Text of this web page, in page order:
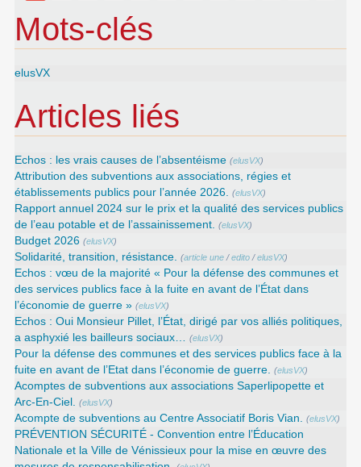
Mots-clés
elusVX
Articles liés
Echos : les vrais causes de l’absentéisme (elusVX)
Attribution des subventions aux associations, régies et
établissements publics pour l’année 2026. (elusVX)
Rapport annuel 2024 sur le prix et la qualité des services publics
de l’eau potable et de l’assainissement. (elusVX)
Budget 2026 (elusVX)
Solidarité, transition, résistance. (article une /edito /elusVX)
Echos : vœu de la majorité « Pour la défense des communes et
des services publics face à la fuite en avant de l’État dans
l’économie de guerre » (elusVX)
Echos : Oui Monsieur Pillet, l’État, dirigé par vos alliés politiques,
a asphyxié les bailleurs sociaux… (elusVX)
Pour la défense des communes et des services publics face à la
fuite en avant de l’Etat dans l’économie de guerre. (elusVX)
Acomptes de subventions aux associations Saperlipopette et
Arc-En-Ciel. (elusVX)
Acompte de subventions au Centre Associatif Boris Vian. (elusVX)
PRÉVENTION SÉCURITÉ - Convention entre l’Éducation
Nationale et la Ville de Vénissieux pour la mise en œuvre des